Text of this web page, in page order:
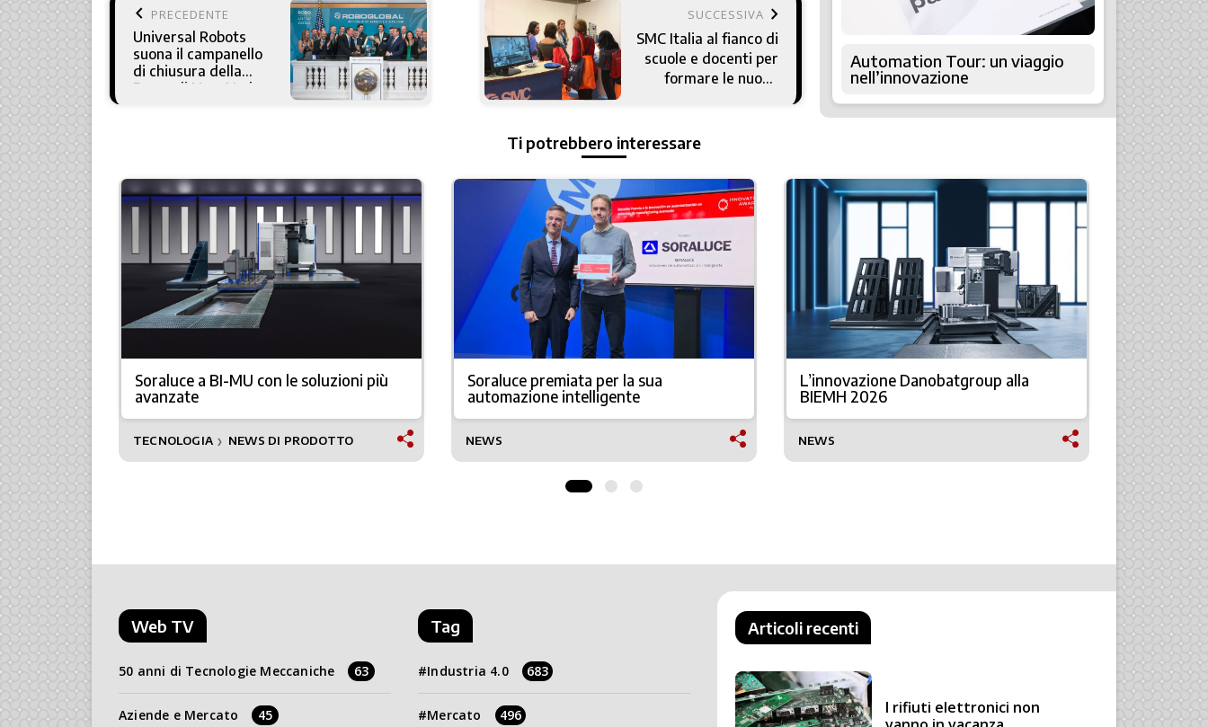
keyboard_arrow_left PRECEDENTE
Universal Robots
suona il campanello
di chiusura della
Borsa di New York
SUCCESSIVA keyboard_arrow_right
SMC Italia al fianco di
scuole e docenti per
formare le nuove
Automation Tour: un viaggio
nell’innovazione
Ti potrebbero interessare
Soraluce a BI-MU con le soluzioni più
avanzate
TECNOLOGIA ❯ NEWS DI PRODOTTO
Soraluce premiata per la sua
automazione intelligente
NEWS
L’innovazione Danobatgroup alla
BIEMH 2026
NEWS
SETTORI
GRANDI
Web TV
50 anni di Tecnologie Meccaniche 63
Aziende e Mercato 45
Tag
Industria 4.0 683
Mercato 496
Articoli recenti
I rifiuti elettronici non